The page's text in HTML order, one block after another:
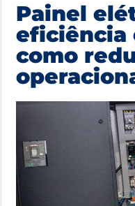
Painel
eficiência
como